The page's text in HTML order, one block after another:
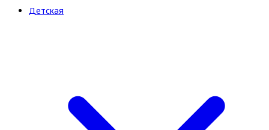
Детская